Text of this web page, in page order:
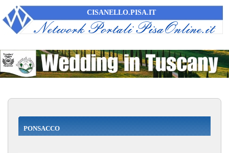
CISANELLO.PISA.IT
PONSACCO